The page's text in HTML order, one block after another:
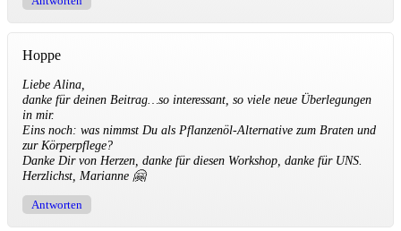
Hoppe
Liebe Alina,
danke für deinen Beitrag…so interessant, so viele neue Überlegungen
in mir.
Eins noch: was nimmst Du als Pflanzenöl-Alternative zum Braten und
zur Körperpflege?
Danke Dir von Herzen, danke für diesen Workshop, danke für UNS.
Herzlichst, Marianne 🤗
Antworten